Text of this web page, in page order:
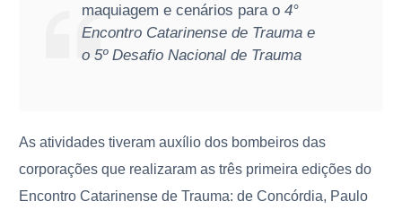
maquiagem e cenários para o4°
Encontro Catarinense de Trauma e
o 5º Desafio Nacional de Trauma
As atividades tiveram auxílio dos bombeiros das
corporações que realizaram as três primeira edições do
Encontro Catarinense de Trauma: de Concórdia, Paulo